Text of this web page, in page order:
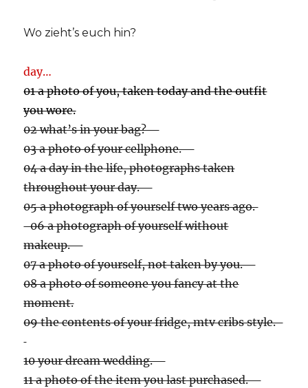
Wo zieht’s euch hin?
day…
01 a photo of you, taken today and the outfit
you wore.
02 what’s in your bag?
03 a photo of your cellphone.
04 a day in the life, photographs taken
throughout your day.
05 a photograph of yourself two years ago.
06 a photograph of yourself without
makeup.
07 a photo of yourself, not taken by you.
08 a photo of someone you fancy at the
moment.
09 the contents of your fridge, mtv cribs style.
10 your dream wedding.
11 a photo of the item you last purchased.